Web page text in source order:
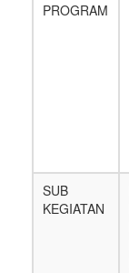
PROGRAM
SUB
KEGIATAN